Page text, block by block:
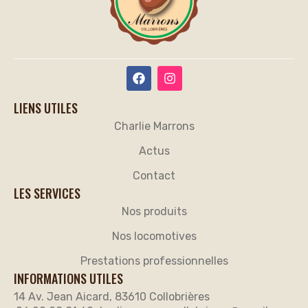
LIENS UTILES
Charlie Marrons
Actus
Contact
LES SERVICES
Nos produits
Nos locomotives
Prestations professionnelles
INFORMATIONS UTILES
14 Av. Jean Aicard, 83610 Collobrières